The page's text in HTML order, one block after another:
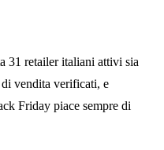
31 retailer italiani attivi sia
vendita verificati, e
Friday piace sempre di